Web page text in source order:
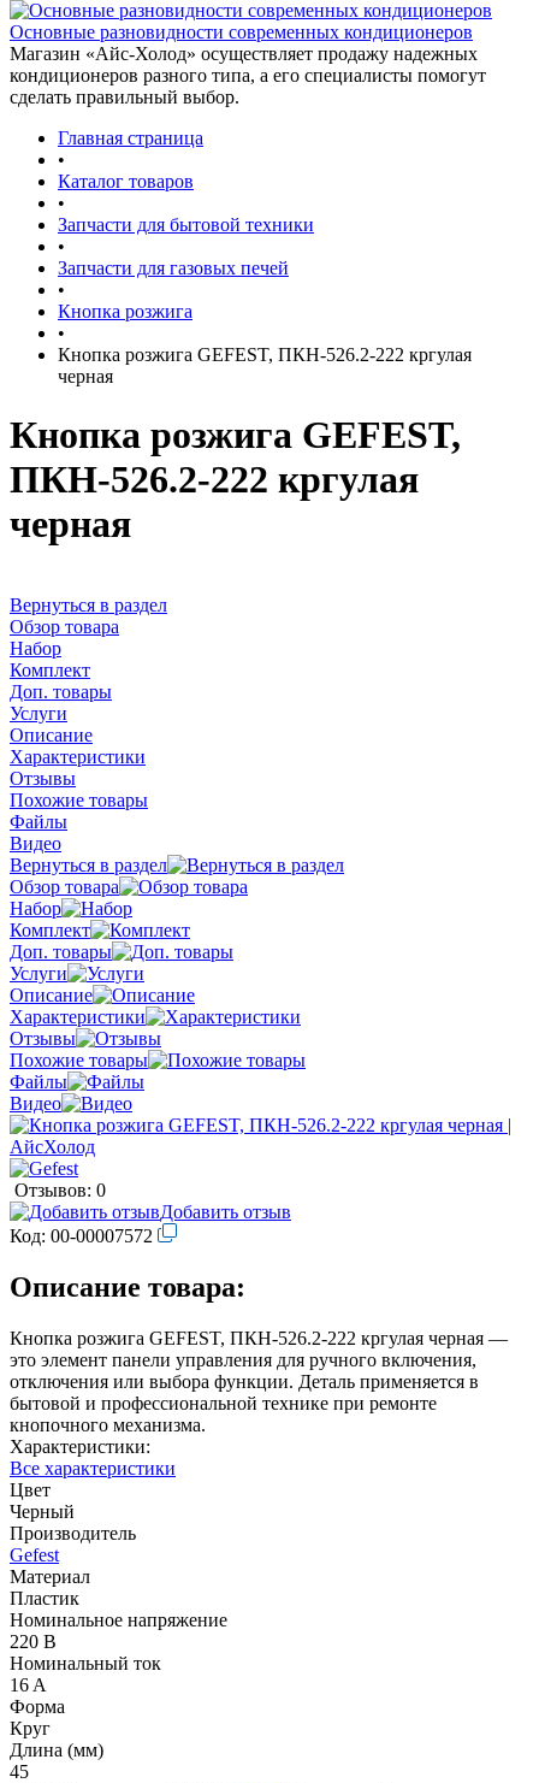
Основные разновидности современных кондиционеров
Магазин «Айс-Холод» осуществляет продажу надежных
кондиционеров разного типа, а его специалисты помогут
сделать правильный выбор.
Главная страница
•
Каталог товаров
•
Запчасти для бытовой техники
•
Запчасти для газовых печей
•
Кнопка розжига
•
Кнопка розжига GEFEST, ПКН-526.2-222 кргулая
черная
Кнопка розжига GEFEST,
ПКН-526.2-222 кргулая
черная
Вернуться в раздел
Обзор товара
Набор
Комплект
Доп. товары
Услуги
Описание
Характеристики
Отзывы
Похожие товары
Файлы
Видео
Вернуться в раздел
Обзор товара
Набор
Комплект
Доп. товары
Услуги
Описание
Характеристики
Отзывы
Похожие товары
Файлы
Видео
Отзывов: 0
Добавить отзыв
Код: 00-00007572
Описание товара:
Кнопка розжига GEFEST, ПКН-526.2-222 кргулая черная —
это элемент панели управления для ручного включения,
отключения или выбора функции. Деталь применяется в
бытовой и профессиональной технике при ремонте
кнопочного механизма.
Характеристики:
Все характеристики
Цвет
Черный
Производитель
Gefest
Материал
Пластик
Номинальное напряжение
220 В
Номинальный ток
16 A
Форма
Круг
Длина (мм)
45